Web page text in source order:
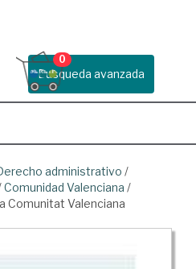
Busqueda avanzada
0
administrativo /
Comunidad Valenciana /
Comunitat Valenciana